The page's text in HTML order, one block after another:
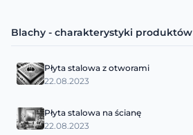
Blachy - charakterystyki produktów
Płyta stalowa z otworami
22.08.2023
Płyta stalowa na ścianę
22.08.2023